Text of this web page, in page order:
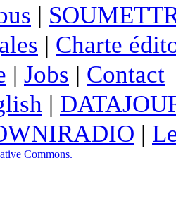
|
| Charte
| Jobs | Contact
|
|
Commons.